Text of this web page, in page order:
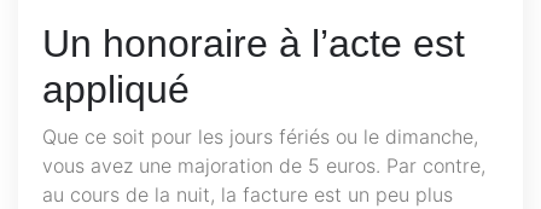
Un honoraire à l’acte est
appliqué
Que ce soit pour les jours fériés ou le dimanche,
vous avez une majoration de 5 euros. Par contre,
au cours de la nuit, la facture est un peu plus